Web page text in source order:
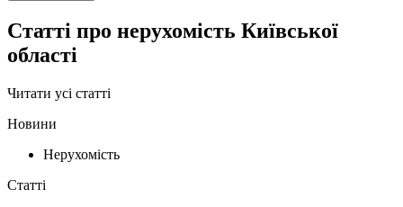
Статті про нерухомість Київської
області
Читати усі статті
Новини
Нерухомість
Статті